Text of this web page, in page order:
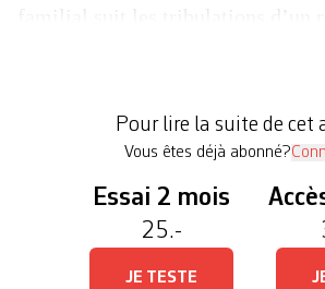
rétro aux échos […]
Pour lire la suite de cet
Vous êtes déjà abonné?
Essai 2 mois
25.-
JE TESTE